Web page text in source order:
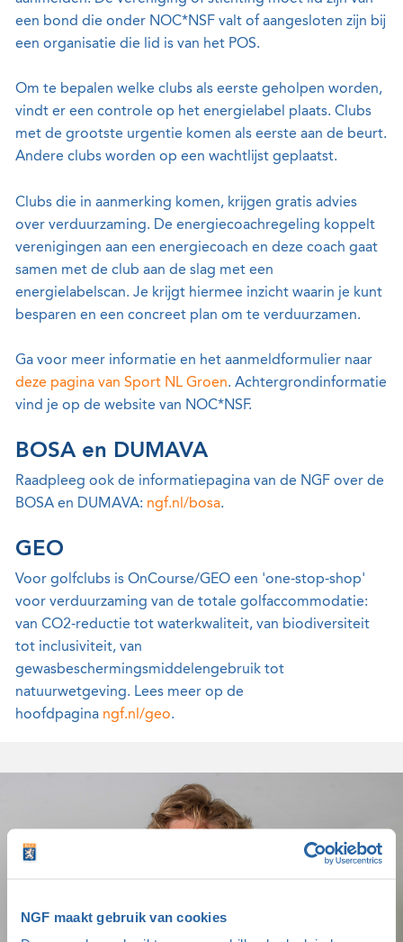
NGF maakt gebruik van cookies
een bond die onder NOC*NSF valt of aangesloten zijn bij
een organisatie die lid is van het POS.
Om te bepalen welke clubs als eerste geholpen worden,
vindt er een controle op het energielabel plaats. Clubs
met de grootste urgentie komen als eerste aan de beurt.
Andere clubs worden op een wachtlijst geplaatst.
Clubs die in aanmerking komen, krijgen gratis advies
over verduurzaming. De energiecoachregeling koppelt
verenigingen aan een energiecoach en deze coach gaat
samen met de club aan de slag met een
energielabelscan. Je krijgt hiermee inzicht waarin je kunt
besparen en een concreet plan om te verduurzamen.
Ga voor meer informatie en het aanmeldformulier naar
deze pagina van Sport NL Groen. Achtergrondinformatie
vind je op de website van NOC*NSF.
BOSA en DUMAVA
Raadpleeg ook de informatiepagina van de NGF over de
BOSA en DUMAVA: ngf.nl/bosa.
GEO
Voor golfclubs is OnCourse/GEO een 'one-stop-shop'
voor verduurzaming van de totale golfaccommodatie:
van CO2-reductie tot waterkwaliteit, van biodiversiteit
tot inclusiviteit, van
gewasbeschermingsmiddelengebruik tot
natuurwetgeving. Lees meer op de
hoofdpagina ngf.nl/geo.